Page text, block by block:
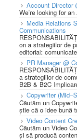
Account Director
We’re looking for
Media Relations
Communications
on a strategiilor de
editorial:
PR Manager @
a strategiilor de
B2B & B2C
Copywriter
Căutăm un
știe că o idee bună
Video Content
Căutăm un Video
și să producă